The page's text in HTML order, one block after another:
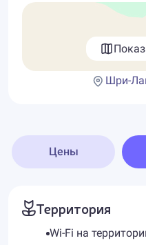
Шри-
Цены
Территория
Wi-Fi на